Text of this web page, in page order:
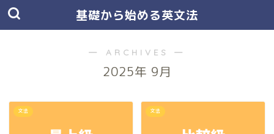
基礎から始める英文法
― ARCHIVES ―
2025年 9月
文法 文法